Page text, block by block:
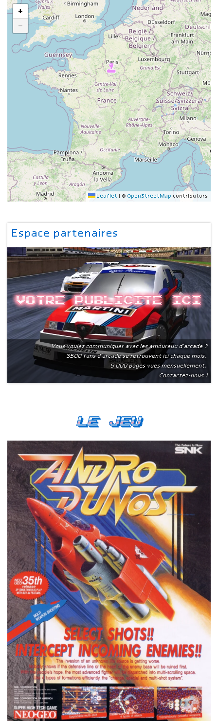
+
−
Leaflet © OpenStreetMap contributors
Espace partenaires
Votre publicite ici
Vous voulez communiquer avec les amoureux d'arcade ?
3500 fans d'arcade se retrouvent ici chaque mois.
9 000 pages vues mensuellement.
Contactez-nous !
Le Jeu